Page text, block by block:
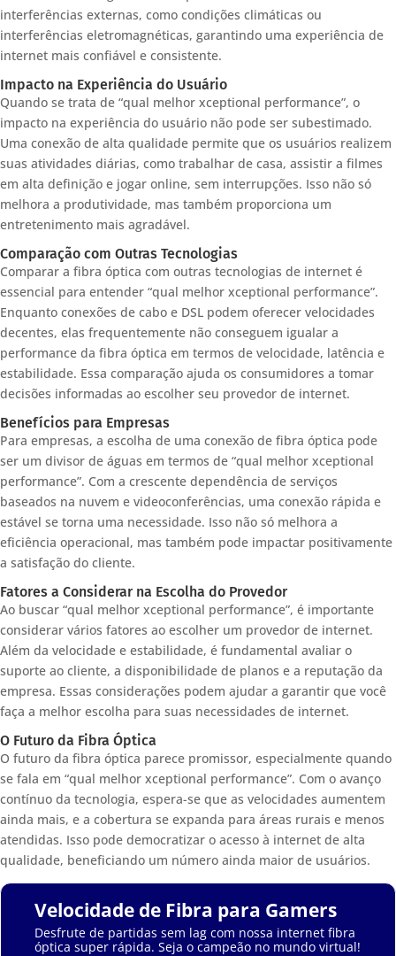
interferências externas, como condições climáticas ou
interferências eletromagnéticas, garantindo uma experiência de
internet mais confiável e consistente.
Impacto na Experiência do Usuário
Quando se trata de “qual melhor xceptional performance”, o
impacto na experiência do usuário não pode ser subestimado.
Uma conexão de alta qualidade permite que os usuários realizem
suas atividades diárias, como trabalhar de casa, assistir a filmes
em alta definição e jogar online, sem interrupções. Isso não só
melhora a produtividade, mas também proporciona um
entretenimento mais agradável.
Comparação com Outras Tecnologias
Comparar a fibra óptica com outras tecnologias de internet é
essencial para entender “qual melhor xceptional performance”.
Enquanto conexões de cabo e DSL podem oferecer velocidades
decentes, elas frequentemente não conseguem igualar a
performance da fibra óptica em termos de velocidade, latência e
estabilidade. Essa comparação ajuda os consumidores a tomar
decisões informadas ao escolher seu provedor de internet.
Benefícios para Empresas
Para empresas, a escolha de uma conexão de fibra óptica pode
ser um divisor de águas em termos de “qual melhor xceptional
performance”. Com a crescente dependência de serviços
baseados na nuvem e videoconferências, uma conexão rápida e
estável se torna uma necessidade. Isso não só melhora a
eficiência operacional, mas também pode impactar positivamente
a satisfação do cliente.
Fatores a Considerar na Escolha do Provedor
Ao buscar “qual melhor xceptional performance”, é importante
considerar vários fatores ao escolher um provedor de internet.
Além da velocidade e estabilidade, é fundamental avaliar o
suporte ao cliente, a disponibilidade de planos e a reputação da
empresa. Essas considerações podem ajudar a garantir que você
faça a melhor escolha para suas necessidades de internet.
O Futuro da Fibra Óptica
O futuro da fibra óptica parece promissor, especialmente quando
se fala em “qual melhor xceptional performance”. Com o avanço
contínuo da tecnologia, espera-se que as velocidades aumentem
ainda mais, e a cobertura se expanda para áreas rurais e menos
atendidas. Isso pode democratizar o acesso à internet de alta
qualidade, beneficiando um número ainda maior de usuários.
Velocidade de Fibra para Gamers
Desfrute de partidas sem lag com nossa internet fibra
óptica super rápida. Seja o campeão no mundo virtual!